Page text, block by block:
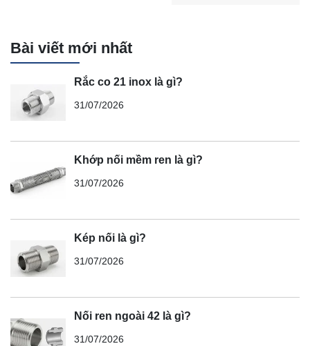
Bài viết mới nhất
Rắc co 21 inox là gì?
31/07/2026
Khớp nối mềm ren là gì?
31/07/2026
Kép nối là gì?
31/07/2026
Nối ren ngoài 42 là gì?
31/07/2026